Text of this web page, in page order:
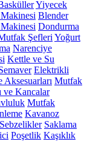
Yiyecek
Blender
Dondurma
Şefleri Yoğurt
Narenciye
Kettle ve Su
Elektrikli
Mutfak
ve Kancalar
Mutfak
Kavanoz
Sebzelikler Saklama
Poşetlik Kaşıklık